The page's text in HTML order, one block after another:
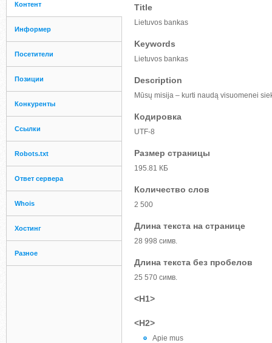
Контент
Информер
Посетители
Позиции
Конкуренты
Ссылки
Robots.txt
Ответ сервера
Whois
Хостинг
Разное
Title
Lietuvos bankas
Keywords
Lietuvos bankas
Description
Mūsų misija – kurti naudą visuomenei
Кодировка
UTF-8
Размер страницы
195.81 КБ
Количество слов
2 500
Длина текста на странице
28 998 симв.
Длина текста без пробелов
25 570 симв.
<H1>
<H2>
Apie mus